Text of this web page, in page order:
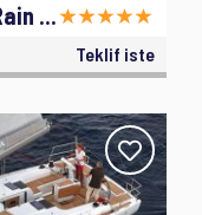
Hanse 455 - 4 cab. - Purple Rain - 2017
Teklif iste